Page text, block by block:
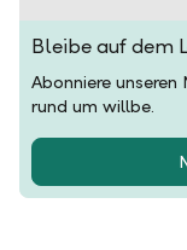
Bleibe auf dem
Abonniere
rund um willbe.